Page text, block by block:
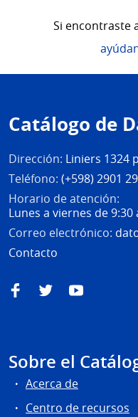
Si encontraste
de
página
Catálogo de
Dirección: Liniers 1324
Teléfono: (+598) 2901
Horario de atención:
Lunes a viernes de 9:30
Correo electrónico:
Contacto
FacebookTwitterYouTube
Sobre el
Acerca de
Centro de recursos